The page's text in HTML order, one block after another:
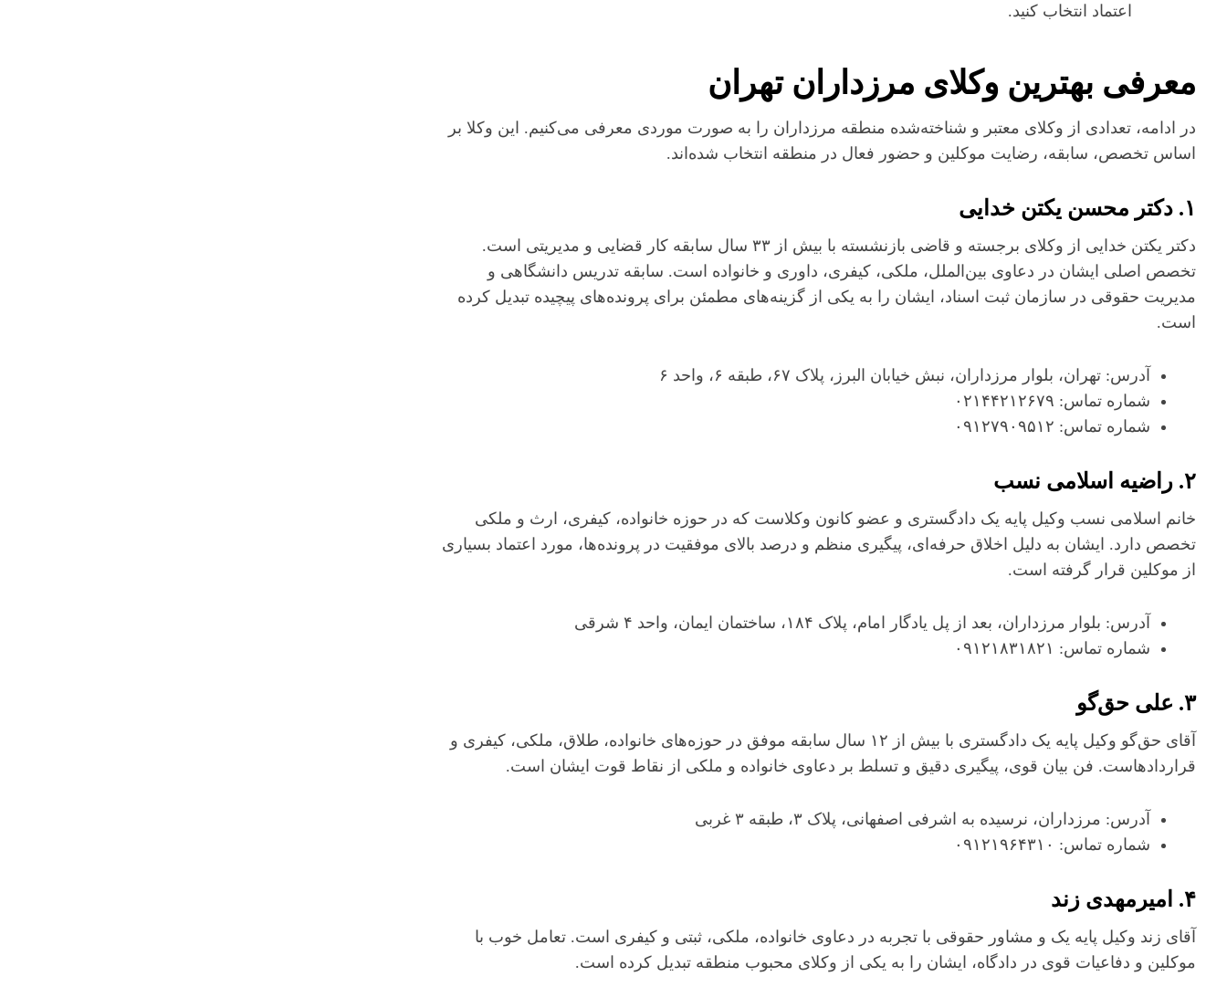
اعتماد انتخاب کنید.
معرفی بهترین وکلای مرزداران تهران
در ادامه، تعدادی از وکلای معتبر و شناخته‌شده منطقه مرزداران را به صورت موردی معرفی می‌کنیم. این وکلا بر
اساس تخصص، سابقه، رضایت موکلین و حضور فعال در منطقه انتخاب شده‌اند.
۱. دکتر محسن یکتن خدایی
دکتر یکتن خدایی از وکلای برجسته و قاضی بازنشسته با بیش از ۳۳ سال سابقه کار قضایی و مدیریتی است.
تخصص اصلی ایشان در دعاوی بین‌الملل، ملکی، کیفری، داوری و خانواده است. سابقه تدریس دانشگاهی و
مدیریت حقوقی در سازمان ثبت اسناد، ایشان را به یکی از گزینه‌های مطمئن برای پرونده‌های پیچیده تبدیل کرده
است.
آدرس: تهران، بلوار مرزداران، نبش خیابان البرز، پلاک ۶۷، طبقه ۶، واحد ۶
شماره تماس: ۰۲۱۴۴۲۱۲۶۷۹
شماره تماس: ۰۹۱۲۷۹۰۹۵۱۲
۲. راضیه اسلامی نسب
خانم اسلامی نسب وکیل پایه یک دادگستری و عضو کانون وکلاست که در حوزه خانواده، کیفری، ارث و ملکی
تخصص دارد. ایشان به دلیل اخلاق حرفه‌ای، پیگیری منظم و درصد بالای موفقیت در پرونده‌ها، مورد اعتماد بسیاری
از موکلین قرار گرفته است.
آدرس: بلوار مرزداران، بعد از پل یادگار امام، پلاک ۱۸۴، ساختمان ایمان، واحد ۴ شرقی
شماره تماس: ۰۹۱۲۱۸۳۱۸۲۱
۳. علی حق‌گو
آقای حق‌گو وکیل پایه یک دادگستری با بیش از ۱۲ سال سابقه موفق در حوزه‌های خانواده، طلاق، ملکی، کیفری و
قراردادهاست. فن بیان قوی، پیگیری دقیق و تسلط بر دعاوی خانواده و ملکی از نقاط قوت ایشان است.
آدرس: مرزداران، نرسیده به اشرفی اصفهانی، پلاک ۳، طبقه ۳ غربی
شماره تماس: ۰۹۱۲۱۹۶۴۳۱۰
۴. امیرمهدی زند
آقای زند وکیل پایه یک و مشاور حقوقی با تجربه در دعاوی خانواده، ملکی، ثبتی و کیفری است. تعامل خوب با
موکلین و دفاعیات قوی در دادگاه، ایشان را به یکی از وکلای محبوب منطقه تبدیل کرده است.